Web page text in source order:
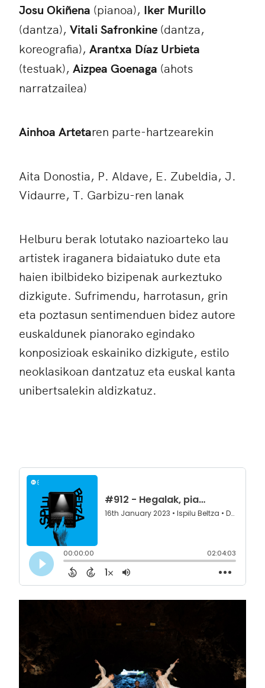
Josu Okiñena (pianoa), Iker Murillo
(dantza), Vitali Safronkine (dantza,
koreografia), Arantxa Díaz Urbieta
(testuak), Aizpea Goenaga (ahots
narratzailea)
Ainhoa Artetaren parte-hartzearekin
Aita Donostia, P. Aldave, E. Zubeldia, J.
Vidaurre, T. Garbizu-ren lanak
Helburu berak lotutako nazioarteko lau
artistek iraganera bidaiatuko dute eta
haien ibilbideko bizipenak aurkeztuko
dizkigute. Sufrimendu, harrotasun, grin
eta poztasun sentimenduen bidez autore
euskaldunek pianorako egindako
konposizioak eskainiko dizkigute, estilo
neoklasikoan dantzatuz eta euskal kanta
unibertsalekin aldizkatuz.